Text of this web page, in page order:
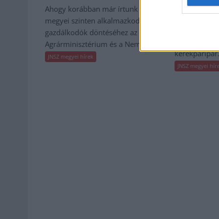
Ahogy korábban már írtunk róla,
megyei szinten alkalmazkodik a
gazdálkodók döntéséhez az
Agrárminisztérium és a Nemzeti...
JNSZ megyei hírek
szereplője
miközben
JNSZ megyei